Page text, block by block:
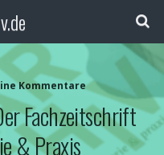
Kommentare
Fachzeitschrift
& Praxis